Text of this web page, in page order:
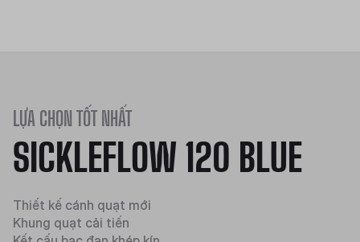
LỰA CHỌN TỐT NHẤT
SICKLEFLOW 120 BLUE
Thiết kế cánh quạt mới
Khung quạt cải tiến